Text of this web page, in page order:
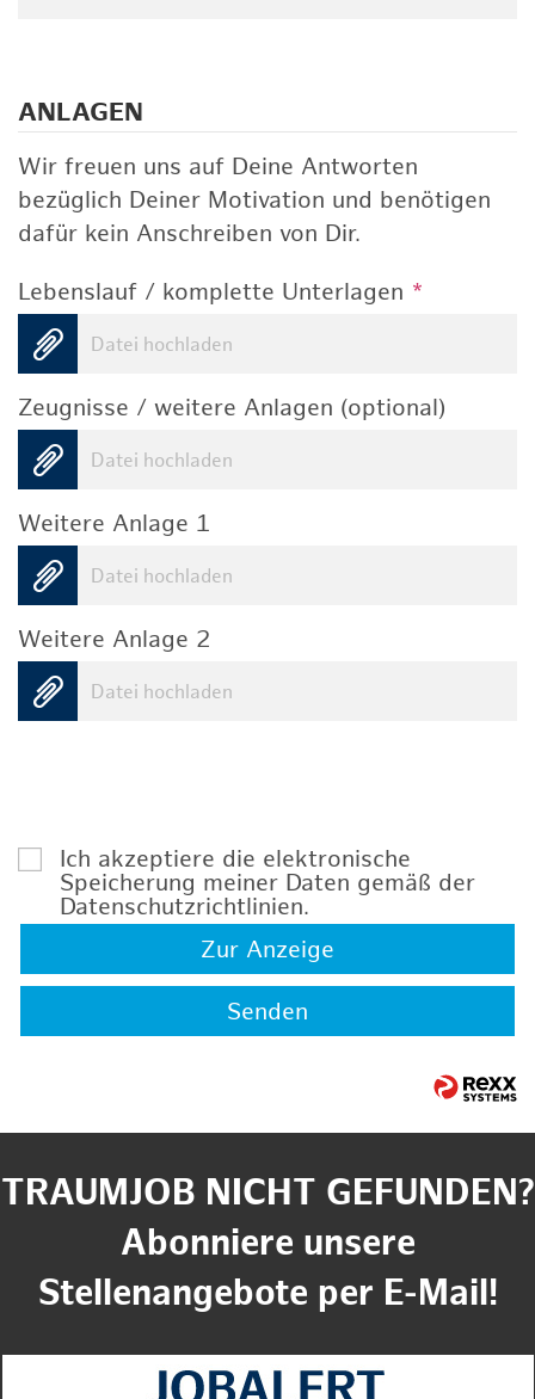
ANLAGEN
Wir freuen uns auf Deine Antworten
bezüglich Deiner Motivation und benötigen
dafür kein Anschreiben von Dir.
Lebenslauf / komplette Unterlagen *
Datei hochladen
Zeugnisse / weitere Anlagen (optional)
Datei hochladen
Weitere Anlage 1
Datei hochladen
Weitere Anlage 2
Datei hochladen
Ich akzeptiere die elektronische
Speicherung meiner Daten gemäß der
Datenschutzrichtlinien.
Zur Anzeige
Senden
TRAUMJOB NICHT GEFUNDEN?
Abonniere unsere
Stellenangebote per E-Mail!